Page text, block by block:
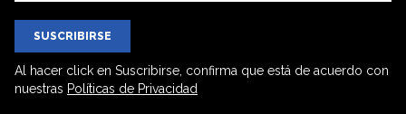
SUSCRIBIRSE
Al hacer click en Suscribirse, confirma que está de acuerdo con
nuestras Políticas de Privacidad